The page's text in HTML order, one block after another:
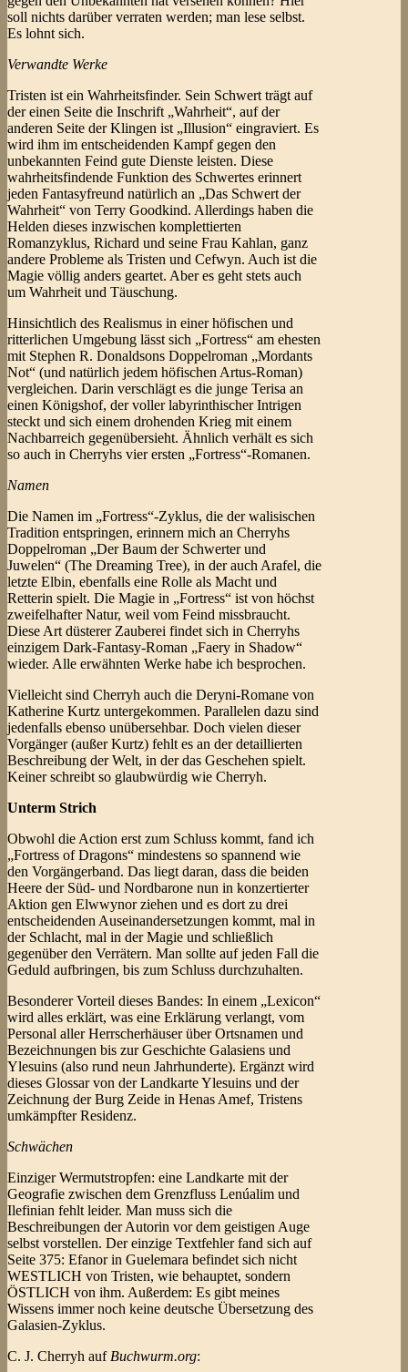
soll nichts darüber verraten werden; man lese selbst.
Es lohnt sich.
Verwandte Werke
Tristen ist ein Wahrheitsfinder. Sein Schwert trägt auf
der einen Seite die Inschrift „Wahrheit“, auf der
anderen Seite der Klingen ist „Illusion“ eingraviert. Es
wird ihm im entscheidenden Kampf gegen den
unbekannten Feind gute Dienste leisten. Diese
wahrheitsfindende Funktion des Schwertes erinnert
jeden Fantasyfreund natürlich an „Das Schwert der
Wahrheit“ von Terry Goodkind. Allerdings haben die
Helden dieses inzwischen komplettierten
Romanzyklus, Richard und seine Frau Kahlan, ganz
andere Probleme als Tristen und Cefwyn. Auch ist die
Magie völlig anders geartet. Aber es geht stets auch
um Wahrheit und Täuschung.
Hinsichtlich des Realismus in einer höfischen und
ritterlichen Umgebung lässt sich „Fortress“ am ehesten
mit Stephen R. Donaldsons Doppelroman „Mordants
Not“ (und natürlich jedem höfischen Artus-Roman)
vergleichen. Darin verschlägt es die junge Terisa an
einen Königshof, der voller labyrinthischer Intrigen
steckt und sich einem drohenden Krieg mit einem
Nachbarreich gegenübersieht. Ähnlich verhält es sich
so auch in Cherryhs vier ersten „Fortress“-Romanen.
Namen
Die Namen im „Fortress“-Zyklus, die der walisischen
Tradition entspringen, erinnern mich an Cherryhs
Doppelroman „Der Baum der Schwerter und
Juwelen“ (The Dreaming Tree), in der auch Arafel, die
letzte Elbin, ebenfalls eine Rolle als Macht und
Retterin spielt. Die Magie in „Fortress“ ist von höchst
zweifelhafter Natur, weil vom Feind missbraucht.
Diese Art düsterer Zauberei findet sich in Cherryhs
einzigem Dark-Fantasy-Roman „Faery in Shadow“
wieder. Alle erwähnten Werke habe ich besprochen.
Vielleicht sind Cherryh auch die Deryni-Romane von
Katherine Kurtz untergekommen. Parallelen dazu sind
jedenfalls ebenso unübersehbar. Doch vielen dieser
Vorgänger (außer Kurtz) fehlt es an der detaillierten
Beschreibung der Welt, in der das Geschehen spielt.
Keiner schreibt so glaubwürdig wie Cherryh.
Unterm Strich
Obwohl die Action erst zum Schluss kommt, fand ich
„Fortress of Dragons“ mindestens so spannend wie
den Vorgängerband. Das liegt daran, dass die beiden
Heere der Süd- und Nordbarone nun in konzertierter
Aktion gen Elwwynor ziehen und es dort zu drei
entscheidenden Auseinandersetzungen kommt, mal in
der Schlacht, mal in der Magie und schließlich
gegenüber den Verrätern. Man sollte auf jeden Fall die
Geduld aufbringen, bis zum Schluss durchzuhalten.
Besonderer Vorteil dieses Bandes: In einem „Lexicon“
wird alles erklärt, was eine Erklärung verlangt, vom
Personal aller Herrscherhäuser über Ortsnamen und
Bezeichnungen bis zur Geschichte Galasiens und
Ylesuins (also rund neun Jahrhunderte). Ergänzt wird
dieses Glossar von der Landkarte Ylesuins und der
Zeichnung der Burg Zeide in Henas Amef, Tristens
umkämpfter Residenz.
Schwächen
Einziger Wermutstropfen: eine Landkarte mit der
Geografie zwischen dem Grenzfluss Lenúalim und
Ilefinian fehlt leider. Man muss sich die
Beschreibungen der Autorin vor dem geistigen Auge
selbst vorstellen. Der einzige Textfehler fand sich auf
Seite 375: Efanor in Guelemara befindet sich nicht
WESTLICH von Tristen, wie behauptet, sondern
ÖSTLICH von ihm. Außerdem: Es gibt meines
Wissens immer noch keine deutsche Übersetzung des
Galasien-Zyklus.
C. J. Cherryh auf Buchwurm.org: